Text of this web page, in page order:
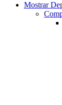
Mostrar